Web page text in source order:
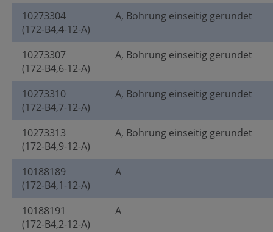
10273304
(172-B4,4-12-A)
A, Bohrung einseitig gerundet
10273307
(172-B4,6-12-A)
A, Bohrung einseitig gerundet
10273310
(172-B4,7-12-A)
A, Bohrung einseitig gerundet
10273313
(172-B4,9-12-A)
A, Bohrung einseitig gerundet
10188189
(172-B4,1-12-A)
A
10188191
(172-B4,2-12-A)
A